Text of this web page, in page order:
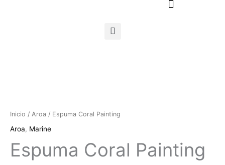
Inicio / Aroa / Espuma Coral Painting
Aroa, Marine
Espuma Coral Painting